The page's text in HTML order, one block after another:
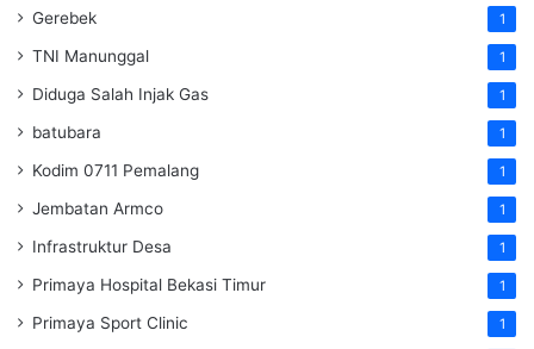
Gerebek 1
TNI Manunggal 1
Diduga Salah Injak Gas 1
batubara 1
Kodim 0711 Pemalang 1
Jembatan Armco 1
Infrastruktur Desa 1
Primaya Hospital Bekasi Timur 1
Primaya Sport Clinic 1